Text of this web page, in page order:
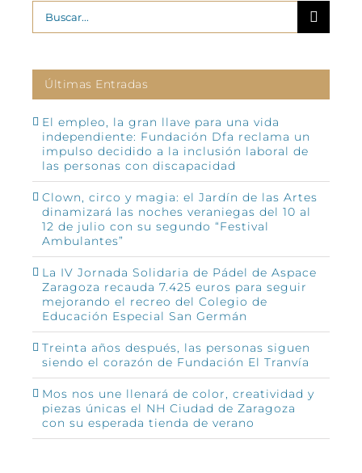
Buscar:
Últimas Entradas
El empleo, la gran llave para una vida
independiente: Fundación Dfa reclama un
impulso decidido a la inclusión laboral de
las personas con discapacidad
Clown, circo y magia: el Jardín de las Artes
dinamizará las noches veraniegas del 10 al
12 de julio con su segundo “Festival
Ambulantes”
La IV Jornada Solidaria de Pádel de Aspace
Zaragoza recauda 7.425 euros para seguir
mejorando el recreo del Colegio de
Educación Especial San Germán
Treinta años después, las personas siguen
siendo el corazón de Fundación El Tranvía
Mos nos une llenará de color, creatividad y
piezas únicas el NH Ciudad de Zaragoza
con su esperada tienda de verano